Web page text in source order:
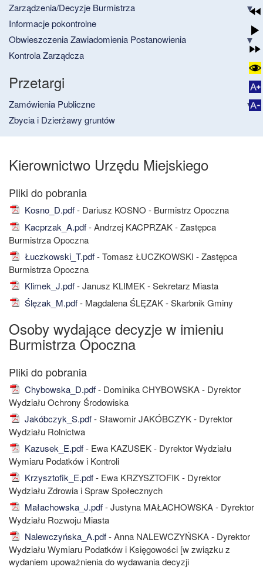
Zarządzenia/Decyzje Burmistrza
Informacje pokontrolne
Obwieszczenia Zawiadomienia Postanowienia
Kontrola Zarządcza
Przetargi
Zamówienia Publiczne
Zbycia i Dzierżawy gruntów
Kierownictwo Urzędu Miejskiego
Kosno_D.pdf- Dariusz KOSNO - Burmistrz Opoczna
Kacprzak_A.pdf- Andrzej KACPRZAK - Zastępca
Burmistrza Opoczna
Łuczkowski_T.pdf- Tomasz ŁUCZKOWSKI - Zastępca
Burmistrza Opoczna
Klimek_J.pdf- Janusz KLIMEK - Sekretarz Miasta
Ślęzak_M.pdf- Magdalena ŚLĘZAK - Skarbnik Gminy
Osoby wydające decyzje w imieniu
Burmistrza Opoczna
Chybowska_D.pdf- Dominika CHYBOWSKA - Dyrektor
Wydziału Ochrony Środowiska
Jakóbczyk_S.pdf- Sławomir JAKÓBCZYK - Dyrektor
Wydziału Rolnictwa
Kazusek_E.pdf- Ewa KAZUSEK - Dyrektor Wydziału
Wymiaru Podatków i Kontroli
Krzysztofik_E.pdf- Ewa KRZYSZTOFIK - Dyrektor
Wydziału Zdrowia i Spraw Społecznych
Małachowska_J.pdf- Justyna MAŁACHOWSKA - Dyrektor
Wydziału Rozwoju Miasta
Nalewczyńska_A.pdf- Anna NALEWCZYŃSKA - Dyrektor
Wydziału Wymiaru Podatków i Księgowości [w związku z
wydaniem upoważnienia do wydawania decyzji